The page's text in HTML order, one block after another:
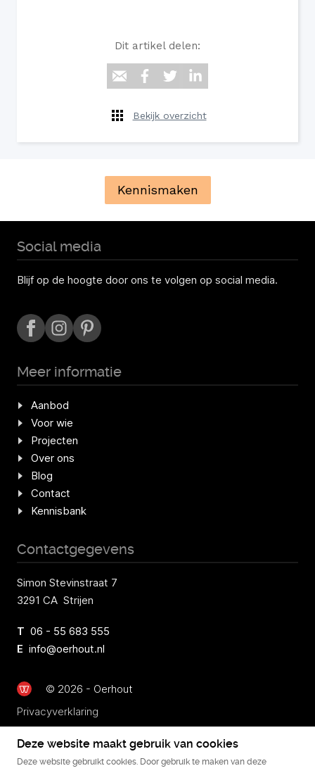
Dit artikel delen:
Bekijk overzicht
Kennismaken
Social media
Blijf op de hoogte door ons te volgen op social media.
Meer informatie
Aanbod
Voor wie
Projecten
Over ons
Blog
Contact
Kennisbank
Contactgegevens
Simon Stevinstraat 7
3291 CA Strijen
T 06 - 55 683 555
E info@oerhout.nl
© 2026 - Oerhout
Privacyverklaring
Deze website maakt gebruik van cookies
Deze website gebruikt cookies. Door gebruik te maken van deze